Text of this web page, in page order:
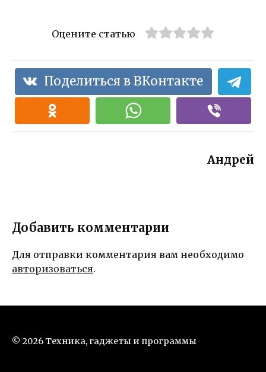
Оцените статью
Поделиться в ВКонтакте
Андрей
Добавить комментарии
Для отправки комментария вам необходимо
авторизоваться.
© 2026 Техника, гаджеты и программы